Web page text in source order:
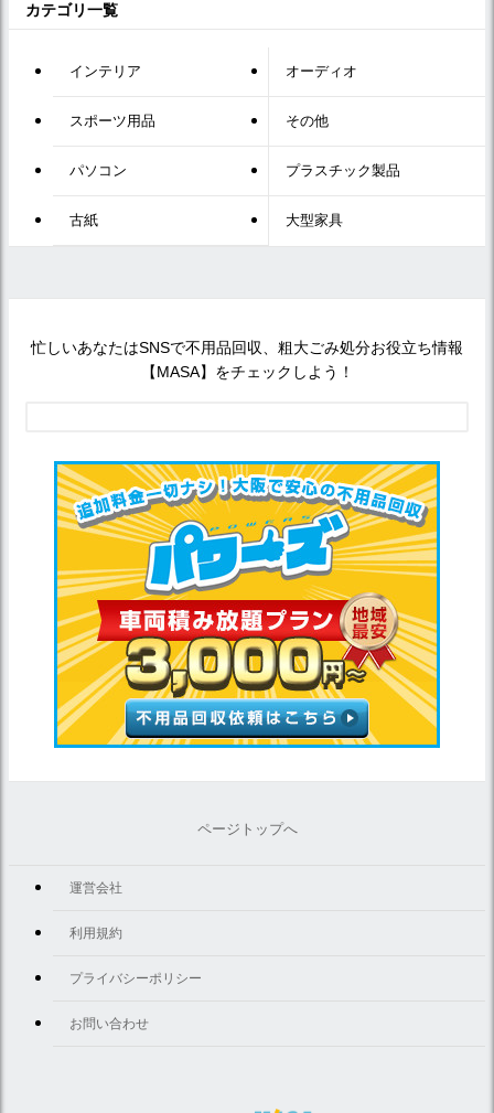
カテゴリ一覧
インテリア オーディオ
スポーツ用品 その他
パソコン プラスチック製品
古紙 大型家具
忙しいあなたはSNSで不用品回収、粗大ごみ処分お役立ち情報
【MASA】をチェックしよう！
ページトップへ
運営会社
利用規約
プライバシーポリシー
お問い合わせ